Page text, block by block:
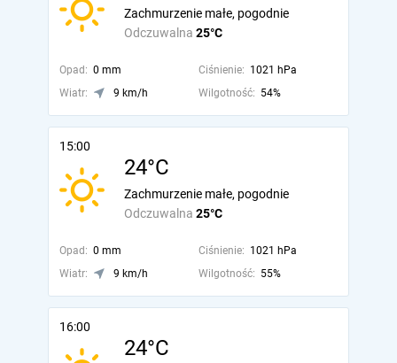
Odczuwalna 25°C
Zachmurzenie małe, pogodnie
Opad: 0 mm Ciśnienie: 1021 hPa
Wiatr:
9 km/h Wilgotność: 54%
15:00
24°C
Odczuwalna 25°C
Zachmurzenie małe, pogodnie
Opad: 0 mm Ciśnienie: 1021 hPa
Wiatr:
9 km/h Wilgotność: 55%
16:00
24°C